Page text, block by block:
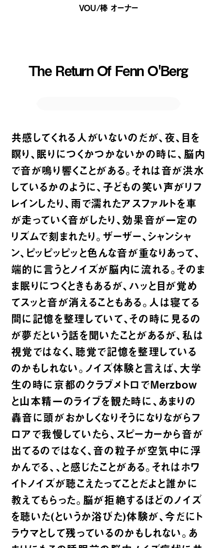
VOU/棒 オーナー
The Return Of Fenn O'Berg
共感してくれる人がいないのだが、夜、目を
瞑り、眠りにつくかつかないかの時に、脳内
で音が鳴り響くことがある。それは音が洪水
しているかのように、子どもの笑い声がリフ
レインしたり、雨で濡れたアスファルトを車
が走っていく音がしたり、効果音が一定の
リズムで刻まれたり。ザーザー、シャンシャ
ン、ピッピッピッと色んな音が重なりあって、
端的に言うとノイズが脳内に流れる。そのま
ま眠りにつくときもあるが、ハッと目が覚め
てスッと音が消えることもある。人は寝てる
間に記憶を整理していて、その時に見るの
が夢だという話を聞いたことがあるが、私は
視覚ではなく、聴覚で記憶を整理している
のかもしれない。ノイズ体験と言えば、大学
生の時に京都のクラブメトロでMerzbow
と山本精一のライブを観た時に、あまりの
轟音に頭がおかしくなりそうになりながらフ
ロアで我慢していたら、スピーカーから音が
出てるのではなく、音の粒子が空気中に浮
かんでる、、と感じたことがある。それはホワ
イトノイズが聴こえたってことだよと誰かに
教えてもらった。脳が拒絶するほどのノイズ
を聴いた(というか浴びた)体験が、今だにト
ラウマとして残っているのかもしれない。あ